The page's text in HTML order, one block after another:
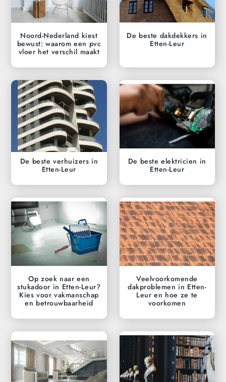
Noord-Nederland kiest
bewust: waarom een pvc
vloer het verschil maakt
De beste dakdekkers in
Etten-Leur
De beste verhuizers in
Etten-Leur
De beste elektricien in
Etten-Leur
Op zoek naar een
stukadoor in Etten-Leur?
Kies voor vakmanschap
en betrouwbaarheid
Veelvoorkomende
dakproblemen in Etten-
Leur en hoe ze te
voorkomen